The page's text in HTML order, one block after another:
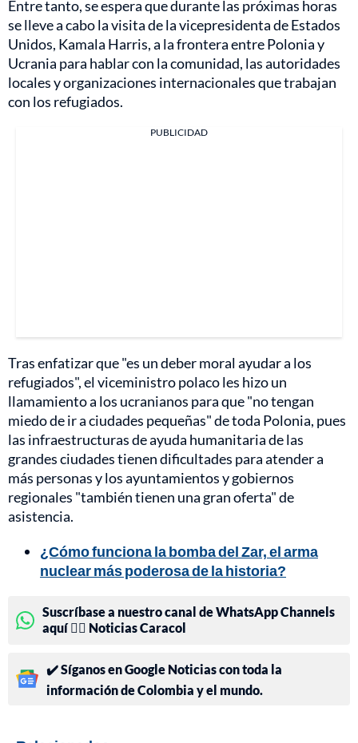
Entre tanto, se espera que durante las próximas horas
se lleve a cabo la visita de la vicepresidenta de Estados
Unidos, Kamala Harris, a la frontera entre Polonia y
Ucrania para hablar con la comunidad, las autoridades
locales y organizaciones internacionales que trabajan
con los refugiados.
PUBLICIDAD
Tras enfatizar que "es un deber moral ayudar a los
refugiados", el viceministro polaco les hizo un
llamamiento a los ucranianos para que "no tengan
miedo de ir a ciudades pequeñas" de toda Polonia, pues
las infraestructuras de ayuda humanitaria de las
grandes ciudades tienen dificultades para atender a
más personas y los ayuntamientos y gobiernos
regionales "también tienen una gran oferta" de
asistencia.
¿Cómo funciona la bomba del Zar, el arma
nuclear más poderosa de la historia?
Suscríbase a nuestro canal de WhatsApp Channels
aquí 👉🏻 Noticias Caracol
✔️ Síganos en Google Noticias con toda la
información de Colombia y el mundo.